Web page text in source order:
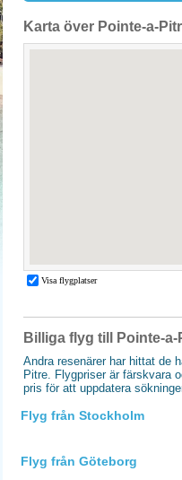
Karta över Pointe-a-
Billiga flyg till Pointe-
Andra resenärer har hittat de
Pitre. Flygpriser är färskvara
pris för att uppdatera
Flyg från Stockholm
Flyg från Göteborg